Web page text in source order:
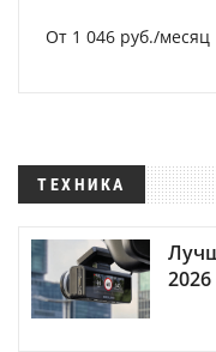
От 1 046 руб./месяц
ТЕХНИКА